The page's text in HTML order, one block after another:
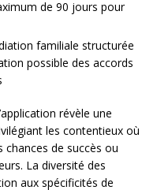
de 90 jours pour
familiale structurée
possible des accords
révèle une
les contentieux où
de succès ou
La diversité des
aux spécificités de